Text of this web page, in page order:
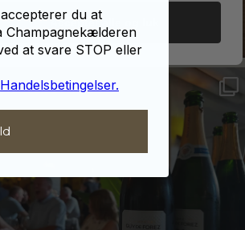
Tusind tak til @minglr_netvaerk_for_singler for at...
23 0
Accepter alle og luk
du at
Champagnekælderen
at svare STOP eller